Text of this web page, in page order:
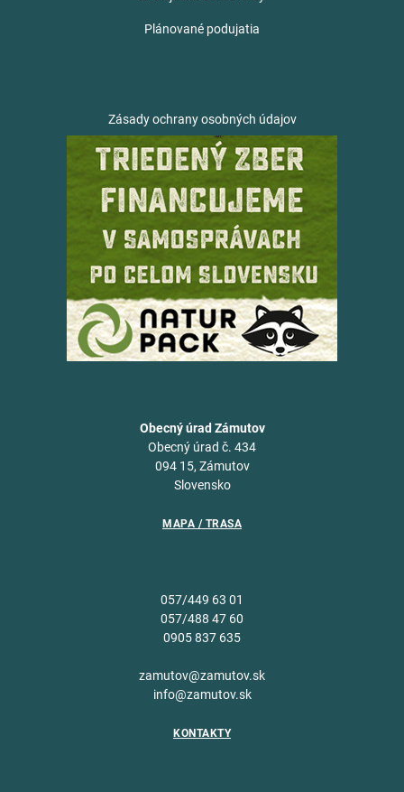
Plánované podujatia
Zásady ochrany osobných údajov
Obecný úrad Zámutov
Obecný úrad č. 434
094 15, Zámutov
Slovensko
MAPA / TRASA
057/449 63 01
057/488 47 60
0905 837 635
zamutov@zamutov.sk
info@zamutov.sk
KONTAKTY